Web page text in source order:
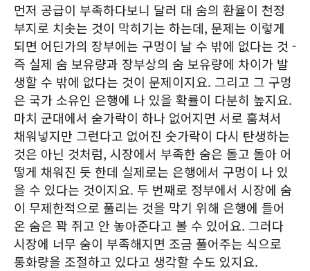
먼저 공급이 부족하다보니 달러 대 숨의 환율이 천정
부지로 치솟는 것이 막히기는 하는데, 문제는 이렇게
되면 어딘가의 장부에는 구멍이 날 수 밖에 없다는 것 -
즉 실제 숨 보유량과 장부상의 숨 보유량에 차이가 발
생할 수 밖에 없다는 것이 문제이지요. 그리고 그 구멍
은 국가 소유인 은행에 나 있을 확률이 다분히 높지요.
마치 군대에서 숟가락이 하나 없어지면 서로 훔쳐서
채워넣지만 그런다고 없어진 숫가락이 다시 탄생하는
것은 아닌 것처럼, 시장에서 부족한 숨은 돌고 돌아 어
떻게 채워진 듯 한데 실제로는 은행에서 구멍이 나 있
을 수 있다는 것이지요. 두 번째로 정부에서 시장에 숨
이 무제한적으로 풀리는 것을 막기 위해 은행에 들어
온 숨은 꽉 쥐고 안 놓아준다고 볼 수 있어요. 그러다
시장에 너무 숨이 부족해지면 조금 풀어주는 식으로
통화량을 조절하고 있다고 생각할 수도 있지요.